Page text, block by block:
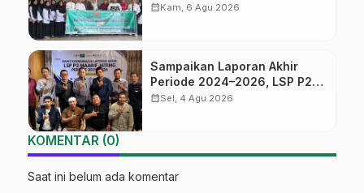
Tengah Batch#4; Membuka
calendar_monthKam, 6 Agu 2026
Sampaikan Laporan Akhir
Periode 2024–2026, LSP P2
Ma’arif NU Jateng Mantapkan
calendar_monthSel, 4 Agu 2026
KOMENTAR (0)
Saat ini belum ada komentar